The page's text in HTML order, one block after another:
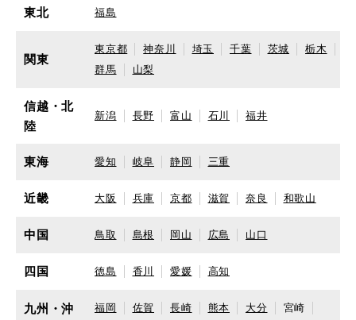
東北
福島
関東
東京都 神奈川 埼玉 千葉 茨城
栃木
群馬
山梨
信越・北
陸
新潟 長野 富山 石川 福井
東海 愛知 岐阜 静岡 三重
近畿 大阪 兵庫 京都 滋賀 奈良 和歌山
中国 鳥取 島根 岡山 広島 山口
四国 徳島 香川 愛媛 高知
九州・沖
福岡 佐賀 長崎 熊本 大分
宮崎